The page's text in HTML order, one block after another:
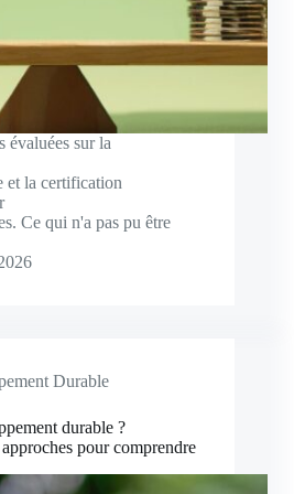
évaluées sur la
et la certification
Ce qui n'a pas pu être
Durable
durable ?
pour comprendre